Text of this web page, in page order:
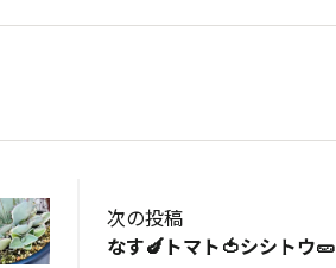
次の投稿
なす🍆トマト🍅シシトウ🥒